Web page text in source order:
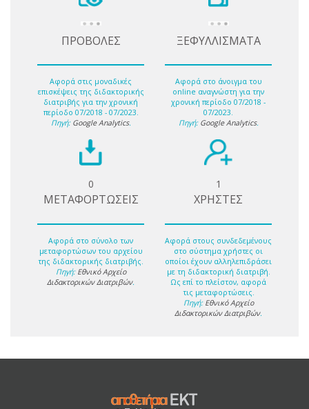
ΠΡΟΒΟΛΕΣ
Αφορά στις μοναδικές
επισκέψεις της διδακτορικής
διατριβής για την χρονική
περίοδο 07/2018 - 07/2023.
Πηγή: Google Analytics.
ΞΕΦΥΛΛΙΣΜΑΤΑ
Αφορά στο άνοιγμα του
online αναγνώστη για την
χρονική περίοδο 07/2018 -
07/2023.
Πηγή: Google Analytics.
0
ΜΕΤΑΦΟΡΤΩΣΕΙΣ
Αφορά στο σύνολο των
μεταφορτώσων του αρχείου
της διδακτορικής διατριβής.
Πηγή: Εθνικό Αρχείο
Διδακτορικών Διατριβών.
1
ΧΡΗΣΤΕΣ
Αφορά στους συνδεδεμένους
στο σύστημα χρήστες οι
οποίοι έχουν αλληλεπιδράσει
με τη διδακτορική διατριβή.
Ως επί το πλείστον, αφορά
τις μεταφορτώσεις.
Πηγή: Εθνικό Αρχείο
Διδακτορικών Διατριβών.